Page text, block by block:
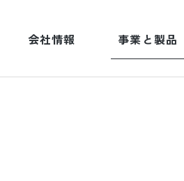
会社情報 事業と製品